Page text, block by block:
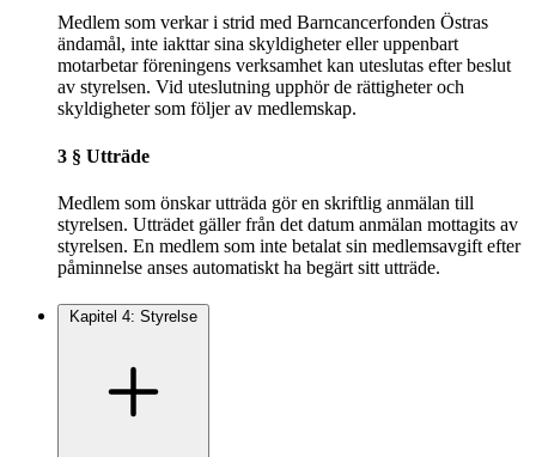
Medlem som verkar i strid med Barncancerfonden Östras
ändamål, inte iakttar sina skyldigheter eller uppenbart
motarbetar föreningens verksamhet kan uteslutas efter beslut
av styrelsen. Vid uteslutning upphör de rättigheter och
skyldigheter som följer av medlemskap.
3 § Utträde
Medlem som önskar utträda gör en skriftlig anmälan till
styrelsen. Utträdet gäller från det datum anmälan mottagits av
styrelsen. En medlem som inte betalat sin medlemsavgift efter
påminnelse anses automatiskt ha begärt sitt utträde.
Kapitel 4: Styrelse